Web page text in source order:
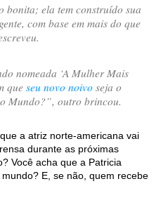
bonita; ela tem construído sua
com base em mais do que
nomeada ‘A Mulher Mais
que seu novo noivo seja o
Mundo?”, outro brincou.
a atriz norte-americana vai
durante as próximas
Você acha que a Patricia
E, se não, quem recebe